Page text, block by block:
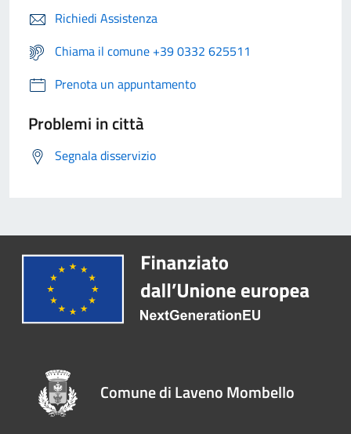
Richiedi Assistenza
Chiama il comune +39 0332 625511
Prenota un appuntamento
Problemi in città
Segnala disservizio
Comune di Laveno Mombello